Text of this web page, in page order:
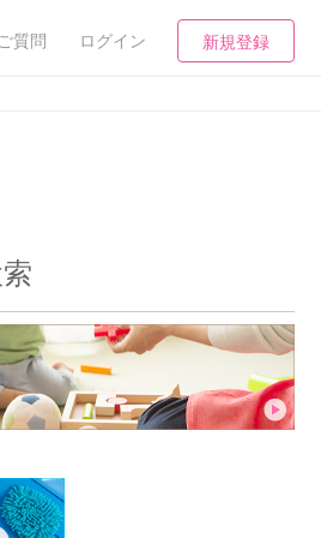
質問 ログイン 新規登録